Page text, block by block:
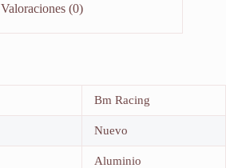
Valoraciones (0)
Bm Racing
Nuevo
Aluminio